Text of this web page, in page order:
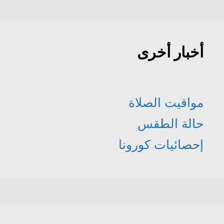
أخبار أخرى
مواقيت الصلاة
حالة الطقس
إحصائيات كورونا